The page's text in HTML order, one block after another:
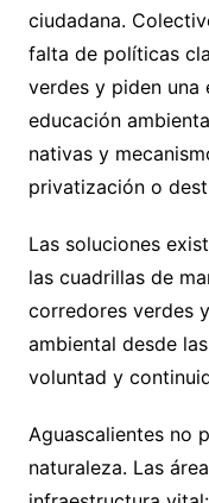
ciudadana.
falta de políticas
verdes y piden una
educación
nativas y
privatización o
Las soluciones
las cuadrillas de
corredores verdes
ambiental desde
voluntad y
Aguascalientes no
naturaleza. Las